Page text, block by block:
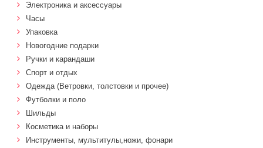
Электроника и аксессуары
Часы
Упаковка
Новогодние подарки
Ручки и карандаши
Спорт и отдых
Одежда (Ветровки, толстовки и прочее)
Футболки и поло
Шильды
Косметика и наборы
Инструменты, мультитулы,ножи, фонари